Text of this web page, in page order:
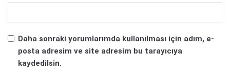
Daha sonraki yorumlarımda kullanılması için adım, e-
posta adresim ve site adresim bu tarayıcıya
kaydedilsin.